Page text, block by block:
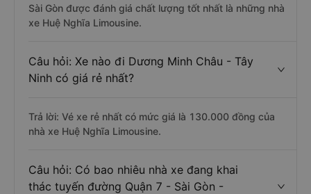
Sài Gòn được đánh giá chất lượng tốt nhất là những nhà
xe Huệ Nghĩa Limousine.
Câu hỏi: Xe nào đi Dương Minh Châu - Tây
Ninh có giá rẻ nhất?
Trả lời: Vé xe rẻ nhất có mức giá là 130.000 đồng của
nhà xe Huệ Nghĩa Limousine.
Câu hỏi: Có bao nhiêu nhà xe đang khai
thác tuyến đường Quận 7 - Sài Gòn -